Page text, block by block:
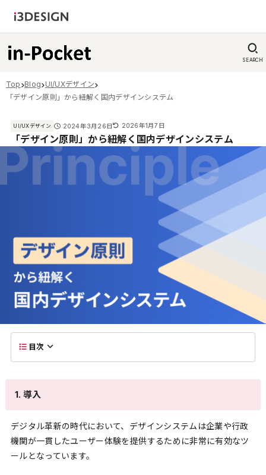
SEARCH
Top Blog UI/UXデザイン
「デザイン原則」から紐解く国内デザインシステム
UI/UXデザイン 2024年3月26日 2026年1月7日
「デザイン原則」から紐解く国内デザインシステム
目次
1. 導入
デジタル革新の時代において、デザインシステムは企業や行政
機関が一貫したユーザー体験を提供するために非常に有効なツ
ールとなっています。